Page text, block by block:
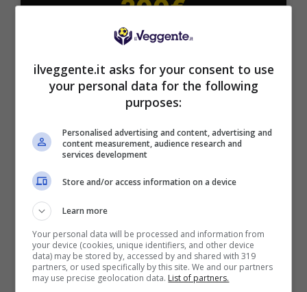
200€
VERIFICA
Mostra Informazioni
FastBet
Bonus FastBet: 50€ di Bonus Benvenuto
Inserisci il codice BONUSBET in fase di registrazione:
ricevi il 50% gratis sul primo deposito fino a 50€
50€ di Bonus reale
ilveggente.it asks for your consent to use
your personal data for the following
purposes:
Personalised advertising and content, advertising and
content measurement, audience research and
services development
Store and/or access information on a device
Learn more
Your personal data will be processed and information from
your device (cookies, unique identifiers, and other device
data) may be stored by, accessed by and shared with 319
partners, or used specifically by this site. We and our partners
may use precise geolocation data. List of partners.